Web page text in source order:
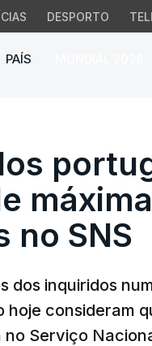
DESPORTO
PAÍS
no SNS
dos inquiridos
hoje consideram
no Serviço